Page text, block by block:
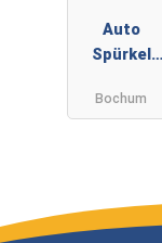
Auto
Spürkel
Co.KG
Bochum